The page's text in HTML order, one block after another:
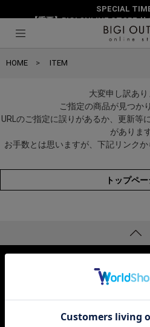
SPECIAL
【重要】BIGI ONLINE STORE
HOME ITEM
大変申し訳あり
ご指定の商品が見つか
URLのご指定に誤りがあるか、更新等
がありま
お手数とは思いますが、下記リンク
トップペ